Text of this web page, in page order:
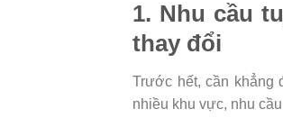
1. Nhu cầu
thay đổi
Trước hết, cần khẳng
nhiều khu vực, nhu